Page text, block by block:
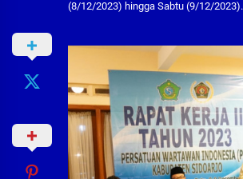
(8/12/2023) hingga Sabtu (9/12/2023).